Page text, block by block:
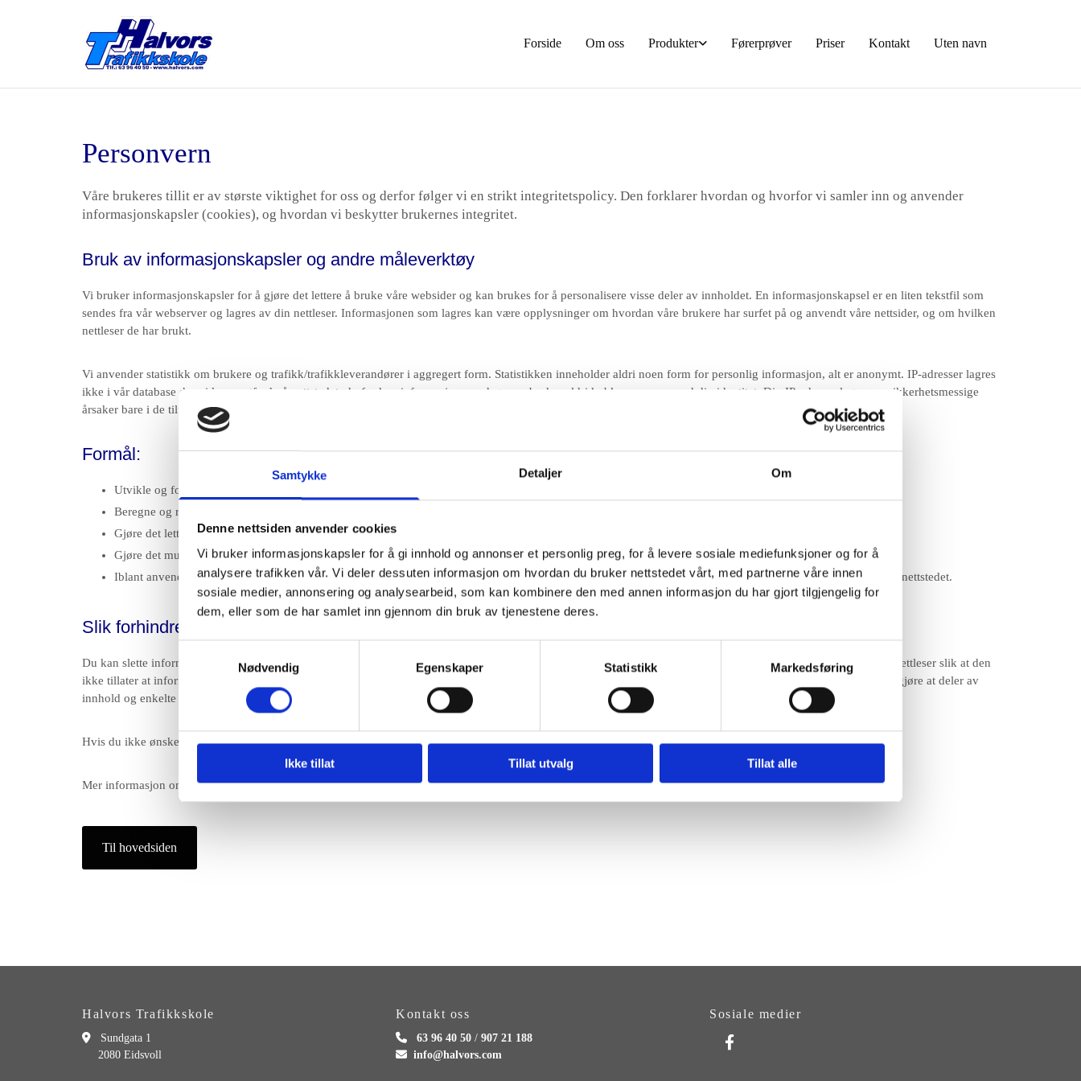
Samtykke Detaljer Om
Denne nettsiden anvender cookies
Vi bruker informasjonskapsler for å gi innhold og annonser et personlig preg, for å levere sosiale mediefunksjoner og for å
analysere trafikken vår. Vi deler dessuten informasjon om hvordan du bruker nettstedet vårt, med partnerne våre innen
sosiale medier, annonsering og analysearbeid, som kan kombinere den med annen informasjon du har gjort tilgjengelig for
dem, eller som de har samlet inn gjennom din bruk av tjenestene deres.
Nødvendig
Egenskaper Statistikk Markedsføring
Ikke tillat Tillat utvalg Tillat alle
Forside Om oss Produkter Førerprøver Priser Kontakt Uten navn
Personvern
Våre brukeres tillit er av største viktighet for oss og derfor følger vi en strikt integritetspolicy. Den forklarer hvordan og hvorfor vi samler inn og anvender
informasjonskapsler (cookies), og hvordan vi beskytter brukernes integritet.
Bruk av informasjonskapsler og andre måleverktøy
Vi bruker informasjonskapsler for å gjøre det lettere å bruke våre websider og kan brukes for å personalisere visse deler av innholdet. En informasjonskapsel er en liten tekstfil som
sendes fra vår webserver og lagres av din nettleser. Informasjonen som lagres kan være opplysninger om hvordan våre brukere har surfet på og anvendt våre nettsider, og om hvilken
nettleser de har brukt.
Vi anvender statistikk om brukere og trafikk/trafikkleverandører i aggregert form. Statistikken inneholder aldri noen form for personlig informasjon, alt er anonymt. IP-adresser lagres
ikke i vår database der vi lagrer atferd på nettstedet, derfor kan informasjon om deg som bruker aldri kobles sammen med din identitet. Din IP-adresse lagres av sikkerhetsmessige
årsaker bare i de tilfeller du selv aktivt registrerer deg på nettstedet.
Formål:
Utvikle og forbedre nettstedet gjennom å forstå hvordan det anvendes.
Beregne og rapportere brukerantall og trafikk.
Gjøre det lettere for deg å navigere på nettstedet.
Gjøre det mulig for systemet å kjenne igjen faste brukere for å kunne tilpasse tjenestene.
Iblant anvender vi tredjepartsinformasjonskapsler fra andre firma for å gjøre markedsundersøkelser og trafikkmålinger, og for å forbedre funksjonaliteten på nettstedet.
Slik forhindrer du at informasjonskapsler lagres
Du kan slette informasjonskapsler fra din harddisk når som helst, men dette gjør at dine personlige innstillinger forsvinner. Du kan også endre innstillingene i din nettleser slik at den
ikke tillater at informasjonskapsler lagres på din harddisk. Dette gir imidlertid dårligere funksjonalitet på visse websider, kan forhindre tilgang til medlemssider og gjøre at deler av
innhold og enkelte funksjoner ikke blir tilgjengelige.
Hvis du ikke ønsker å bli sporet av Google Analytics kan dette deaktiveres på adressen:http://tools.google.com/dlpage/gaoptout
Mer informasjon om hvordan du kan unngå informasjonskapsler kan du lese påwww.allaboutcookies.org.
Til hovedsiden
Halvors Trafikkskole
 Sundgata 1
2080 Eidsvoll
Kontakt oss
 63 96 40 50/ 907 21 188
 info@halvors.com
Sosiale medier